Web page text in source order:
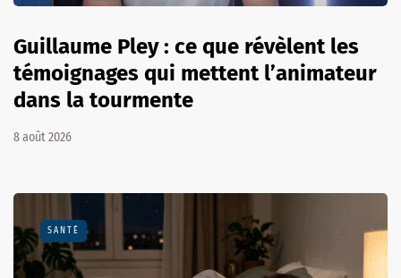
Guillaume Pley : ce que révèlent les
témoignages qui mettent l’animateur
dans la tourmente
8 août 2026
SANTÉ